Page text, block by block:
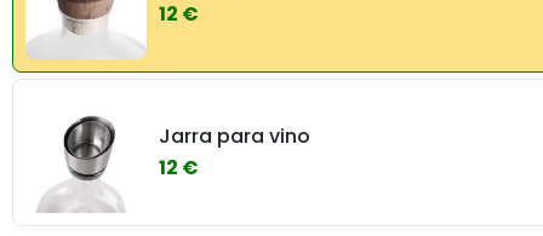
12 €
Jarra para vino
12 €